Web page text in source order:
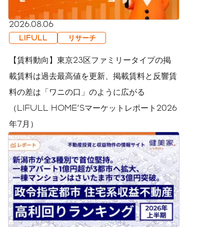
2026.08.06
LIFULL リサーチ
【賃料動向】東京23区ファミリータイプの掲
載賃料は過去最高値を更新、掲載賃料と反響賃
料の差は「ワニの口」のように広がる
（LIFULL HOME'Sマーケットレポート2026
年7月）